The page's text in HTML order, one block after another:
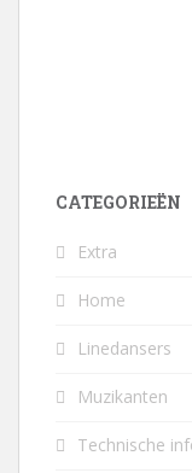
CATEGORIEËN
Extra
Home
Linedansers
Muzikanten
Technische